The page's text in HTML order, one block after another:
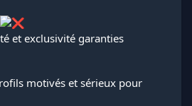
et exclusivité garanties
motivés et sérieux pour